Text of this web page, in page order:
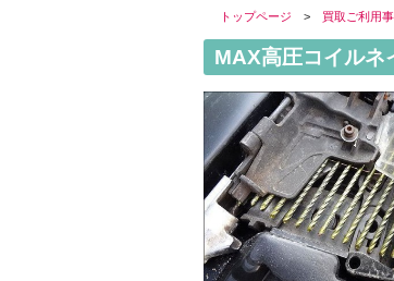
トップページ > 買取ご利用
MAX高圧コイルネ